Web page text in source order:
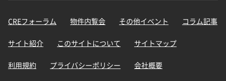
CREフォーラム 物件内覧会 その他イベント コラム記事
サイト紹介 このサイトについて サイトマップ
利用規約 プライバシーポリシー 会社概要